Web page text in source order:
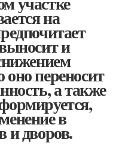
на
и
переносит
а также
в
и дворов.